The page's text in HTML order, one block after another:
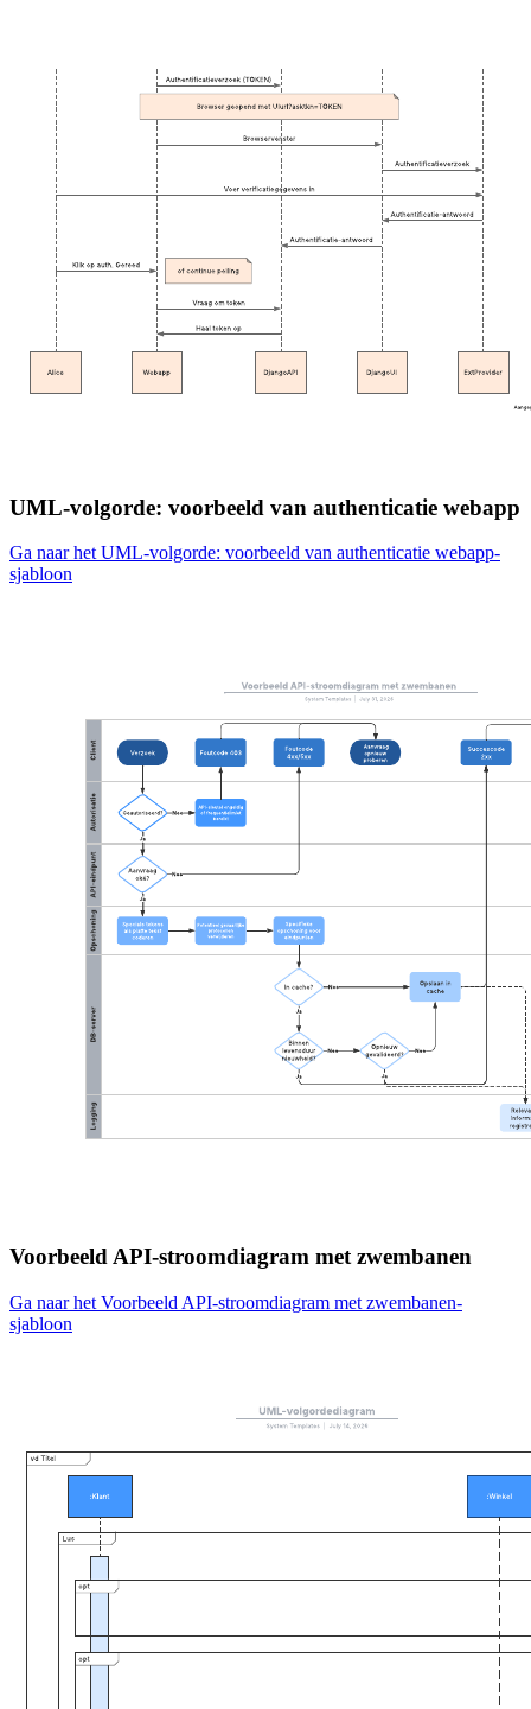
UML-volgorde: voorbeeld van authenticatie webapp
Ga naar het UML-volgorde: voorbeeld van authenticatie webapp-
sjabloon
Voorbeeld API-stroomdiagram met zwembanen
Ga naar het Voorbeeld API-stroomdiagram met zwembanen-
sjabloon